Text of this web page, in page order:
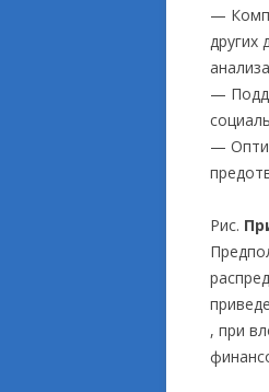
—
других
—
—
Рис.
, при